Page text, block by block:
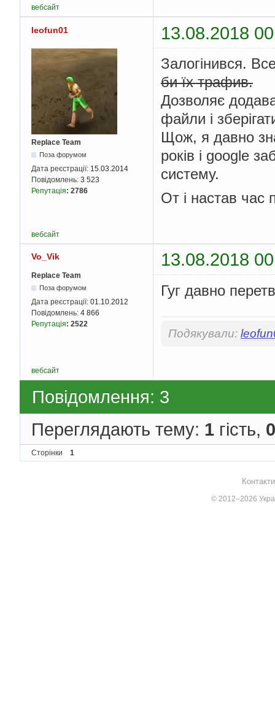
вебсайт
leofun01 13.08.2018
Replace Team
Поза форумом
Дата реєстрації: 15.03.2014
Повідомлень: 3 523
Репутація: 2786
Залогінився.
би їх трафив.
Дозволяє
файли і
Щож, я давно
років і google
систему.
От і настав час
вебсайт
Vo_Vik 13.08.2018
Replace Team
Поза форумом
Дата реєстрації: 01.10.2012
Повідомлень: 4 866
Репутація: 2522
Гуг давно
Подякували:
вебсайт
Повідомлення: 3
Переглядають тему: 1 гість, 0
Сторінки 1
© 2012–2026